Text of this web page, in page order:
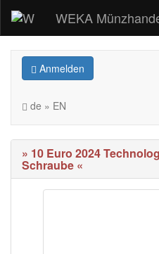
WEKA
Anmelden
de » EN
» 10 Euro 2024
Schraube «